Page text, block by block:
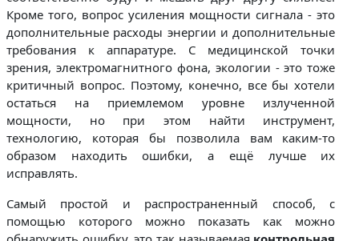
Кроме того, вопрос усиления мощности сигнала - это
дополнительные расходы энергии и дополнительные
требования к аппаратуре. С медицинской точки
зрения, электромагнитного фона, экологии - это тоже
критичный вопрос. Поэтому, конечно, все бы хотели
остаться на приемлемом уровне излученной
мощности, но при этом найти инструмент,
технологию, которая бы позволила вам каким-то
образом находить ошибки, а ещё лучше их
исправлять.
Самый простой и распространенный способ, с
помощью которого можно показать как можно